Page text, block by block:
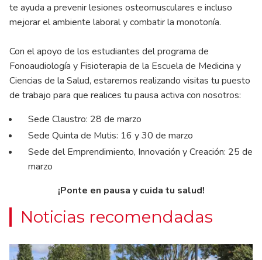
te ayuda a prevenir lesiones osteomusculares e incluso
mejorar el ambiente laboral y combatir la monotonía.
Con el apoyo de los estudiantes del programa de
Fonoaudiología y Fisioterapia de la Escuela de Medicina y
Ciencias de la Salud, estaremos realizando visitas tu puesto
de trabajo para que realices tu pausa activa con nosotros:
Sede Claustro: 28 de marzo
Sede Quinta de Mutis: 16 y 30 de marzo
Sede del Emprendimiento, Innovación y Creación: 25 de
marzo
¡Ponte en pausa y cuida tu salud!
Noticias recomendadas